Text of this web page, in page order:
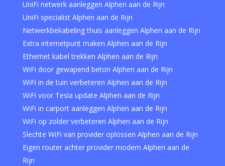
UniFi netwerk aanleggen Alphen aan de Rijn
UniFi specialist Alphen aan de Rijn
Netwerkbekabeling thuis aanleggen Alphen aan de Rijn
Extra internetpunt maken Alphen aan de Rijn
Ethernet kabel trekken Alphen aan de Rijn
WiFi door gewapend beton Alphen aan de Rijn
WiFi in de tuin verbeteren Alphen aan de Rijn
WiFi voor Tesla update Alphen aan de Rijn
WiFi in carport aanleggen Alphen aan de Rijn
WiFi op zolder verbeteren Alphen aan de Rijn
Slechte WiFi van provider oplossen Alphen aan de Rijn
Eigen router achter provider modem Alphen aan de
Rijn